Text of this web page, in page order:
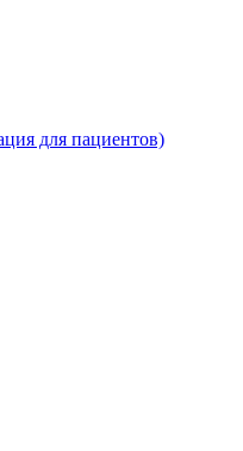
для пациентов)